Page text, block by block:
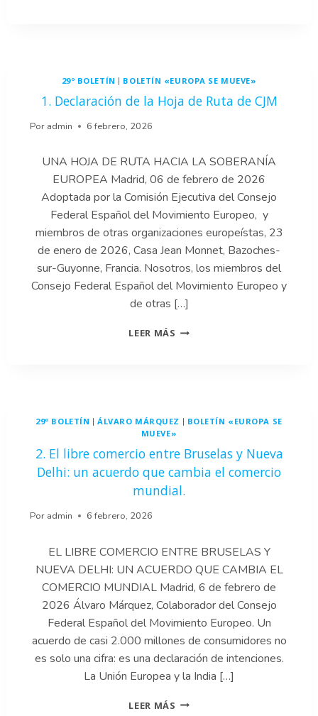
29º BOLETÍN BOLETÍN «EUROPA SE MUEVE»
1. Declaración de la Hoja de Ruta de CJM
Por admin 6 febrero, 2026
UNA HOJA DE RUTA HACIA LA SOBERANÍA
EUROPEA Madrid, 06 de febrero de 2026
Adoptada por la Comisión Ejecutiva del Consejo
Federal Español del Movimiento Europeo, y
miembros de otras organizaciones europeístas, 23
de enero de 2026, Casa Jean Monnet, Bazoches-
sur-Guyonne, Francia. Nosotros, los miembros del
Consejo Federal Español del Movimiento Europeo y
de otras […]
LEER MÁS 1.
DE
CJM
29º BOLETÍN |ÁLVARO MÁRQUEZ
BOLETÍN «EUROPA SE
MUEVE»
2. El libre comercio entre Bruselas y Nueva
Delhi: un acuerdo que cambia el comercio
mundial.
Por admin 6 febrero, 2026
EL LIBRE COMERCIO ENTRE BRUSELAS Y
NUEVA DELHI: UN ACUERDO QUE CAMBIA EL
COMERCIO MUNDIAL Madrid, 6 de febrero de
2026 Álvaro Márquez, Colaborador del Consejo
Federal Español del Movimiento Europeo. Un
acuerdo de casi 2.000 millones de consumidores no
es solo una cifra: es una declaración de intenciones.
La Unión Europea y la India […]
LEER MÁS 2.